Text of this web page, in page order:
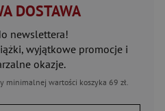
DOSTAWA
newslettera!
wyjątkowe promocje i
okazje.
minimalnej wartości koszyka 69 zł.